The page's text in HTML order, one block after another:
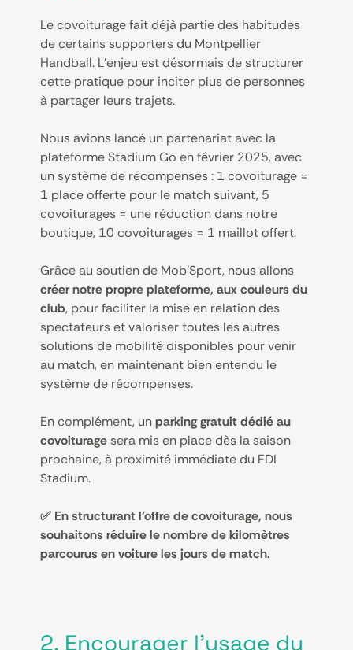
Le covoiturage fait déjà partie des habitudes
de certains supporters du Montpellier
Handball. L’enjeu est désormais de structurer
cette pratique pour inciter plus de personnes
à partager leurs trajets.
Nous avions lancé un partenariat avec la
plateforme Stadium Go en février 2025, avec
un système de récompenses : 1 covoiturage =
1 place offerte pour le match suivant, 5
covoiturages = une réduction dans notre
boutique, 10 covoiturages = 1 maillot offert.
Grâce au soutien de Mob’Sport, nous allons
créer notre propre plateforme, aux couleurs du
club, pour faciliter la mise en relation des
spectateurs et valoriser toutes les autres
solutions de mobilité disponibles pour venir
au match, en maintenant bien entendu le
système de récompenses.
En complément, unparking gratuit dédié au
covoituragesera mis en place dès la saison
prochaine, à proximité immédiate du FDI
Stadium.
✅ En structurant l’offre de covoiturage, nous
souhaitons réduire le nombre de kilomètres
parcourus en voiture les jours de match.
2. Encourager l’usage du